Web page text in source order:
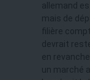
allemand
mais de
filière
devrait
en
un marché